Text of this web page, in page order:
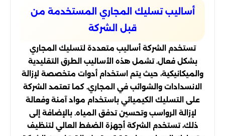
أساليب تسليك المجاري المستخدمة من
قبل الشركة
تستخدم الشركة أساليب متعددة لتسليك المجاري
بشكل فعال. تشمل هذه الأساليب الطرق التقليدية
والميكانيكية، حيث يتم استخدام أدوات متخصصة لإزالة
الانسدادات والشوائب في المجاري. كما تعتمد الشركة
على التسليك الكيميائي باستخدام مواد آمنة وفعالة
لإزالة الرواسب وتحسين تدفق المياه. بالإضافة إلى
ذلك، تستخدم الشركة أجهزة الضغط العالي لتنظيف